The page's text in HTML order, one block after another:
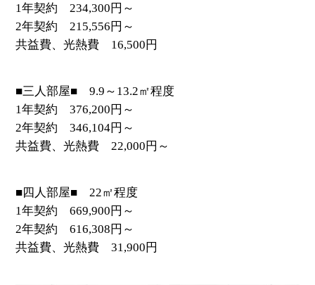
1年契約 234,300円～
2年契約 215,556円～
共益費、光熱費 16,500円
■三人部屋■ 9.9～13.2㎡程度
1年契約 376,200円～
2年契約 346,104円～
共益費、光熱費 22,000円～
■四人部屋■ 22㎡程度
1年契約 669,900円～
2年契約 616,308円～
共益費、光熱費 31,900円